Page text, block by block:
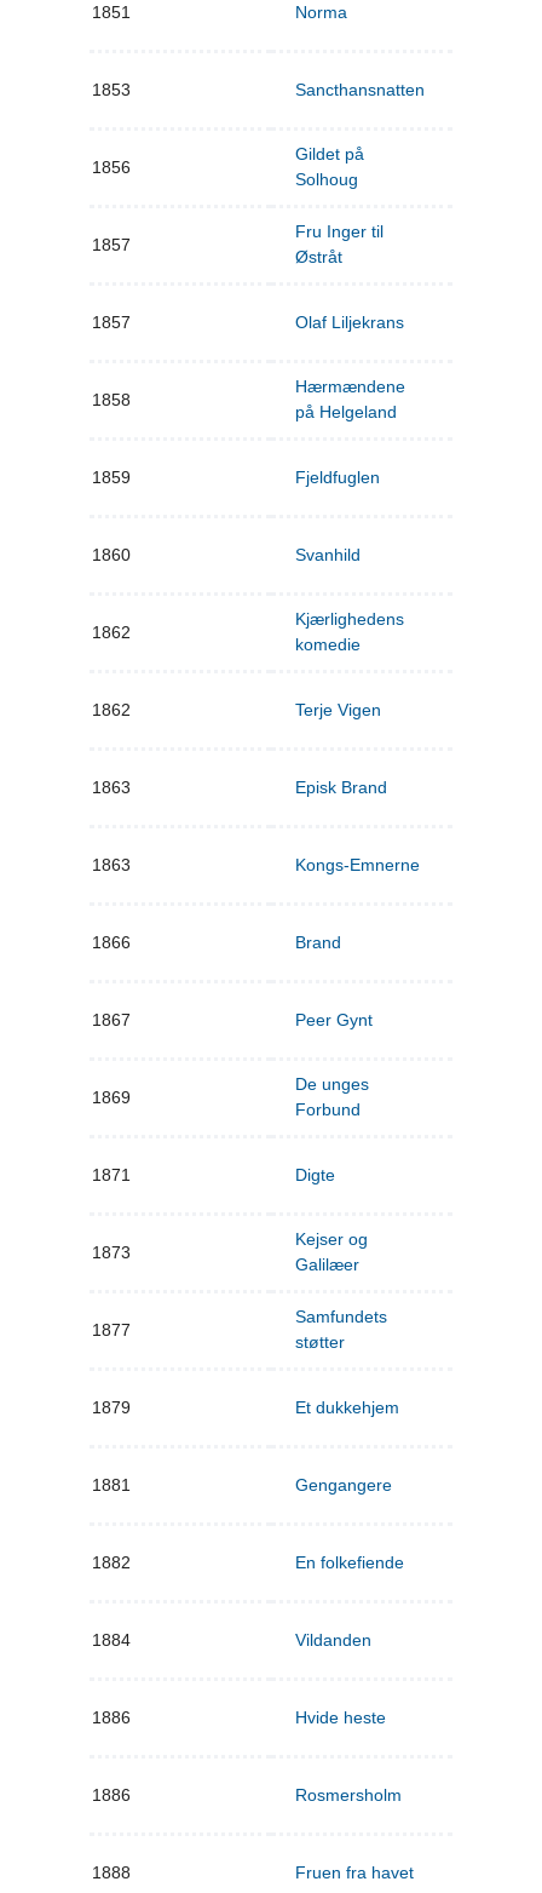
1851 Norma
1853 Sancthansnatten
1856
Gildet på
Solhoug
1857
Fru Inger til
Østråt
1857 Olaf Liljekrans
1858
Hærmændene
på Helgeland
1859 Fjeldfuglen
1860 Svanhild
1862
Kjærlighedens
komedie
1862 Terje Vigen
1863 Episk Brand
1863 Kongs-Emnerne
1866 Brand
1867 Peer Gynt
1869
De unges
Forbund
1871 Digte
1873
Kejser og
Galilæer
1877
Samfundets
støtter
1879 Et dukkehjem
1881 Gengangere
1882 En folkefiende
1884 Vildanden
1886 Hvide heste
1886 Rosmersholm
1888 Fruen fra havet